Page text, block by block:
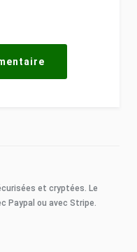
et cryptées. Le
Paypal ou avec Stripe.